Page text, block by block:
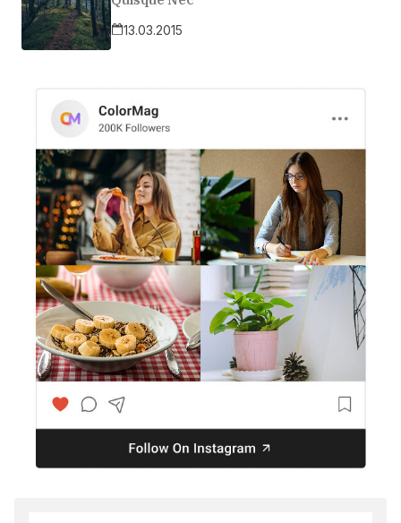
13.03.2015